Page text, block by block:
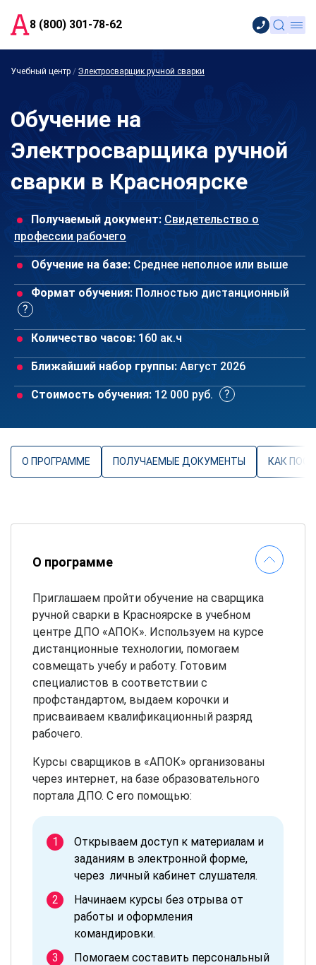
8 (800) 301-78-62
Учебный центр / Электросварщик ручной сварки
Обучение на
Электросварщика ручной
сварки в Красноярске
Получаемый документ: Свидетельство о
профессии рабочего
Обучение на базе: Среднее неполное или выше
Формат обучения: Полностью дистанционный
Количество часов: 160 ак.ч
Ближайший набор группы: Август 2026
Стоимость обучения: 12 000 руб.
О ПРОГРАММЕ ПОЛУЧАЕМЫЕ ДОКУМЕНТЫ КАК
О программе
Приглашаем пройти обучение на сварщика
ручной сварки в Красноярске в учебном
центре ДПО «АПОК». Используем на курсе
дистанционные технологии, помогаем
совмещать учебу и работу. Готовим
специалистов в соответствии с
профстандартом, выдаем корочки и
присваиваем квалификационный разряд
рабочего.
Курсы сварщиков в «АПОК» организованы
через интернет, на базе образовательного
портала ДПО. С его помощью:
Открываем доступ к материалам и
заданиям в электронной форме,
через личный кабинет слушателя.
Начинаем курсы без отрыва от
работы и оформления
командировки.
Помогаем составить персональный